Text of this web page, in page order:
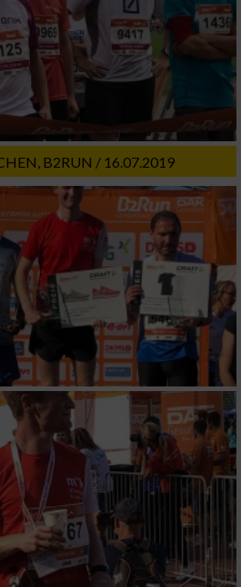
B2RUN / 16.07.2019